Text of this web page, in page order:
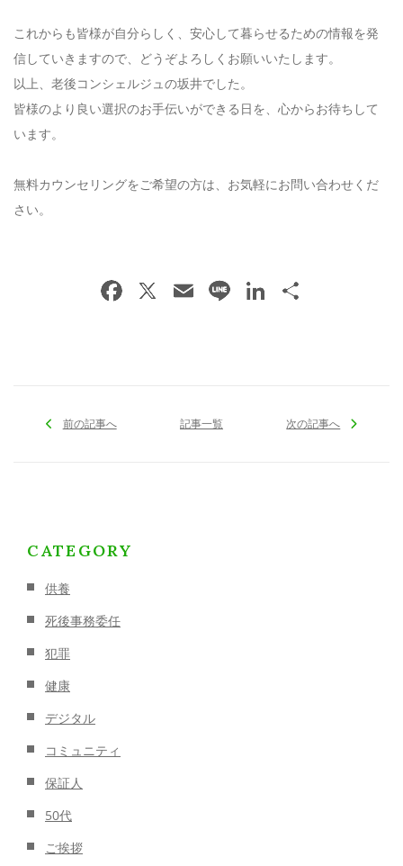
これからも皆様が自分らしく、安心して暮らせるための情報を発
信していきますので、どうぞよろしくお願いいたします。
以上、老後コンシェルジュの坂井でした。
皆様のより良い選択のお手伝いができる日を、心からお待ちして
います。
無料カウンセリングをご希望の方は、お気軽にお問い合わせくだ
さい。
前の記事へ 記事一覧 次の記事へ
CATEGORY
供養
死後事務委任
犯罪
健康
デジタル
コミュニティ
保証人
50代
ご挨拶